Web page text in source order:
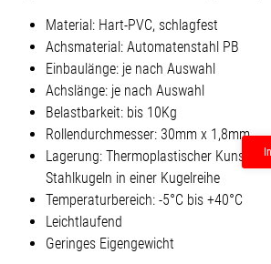
Material: Hart-PVC, schlagfest
Achsmaterial: Automatenstahl PB
Einbaulänge: je nach Auswahl
Achslänge: je nach Auswahl
Belastbarkeit: bis 10Kg
Rollendurchmesser: 30mm x 1,8mm
Lagerung: Thermoplastischer
Stahlkugeln in einer Kugelreihe
Temperaturbereich: -5°C bis +40°C
Leichtlaufend
Geringes Eigengewicht